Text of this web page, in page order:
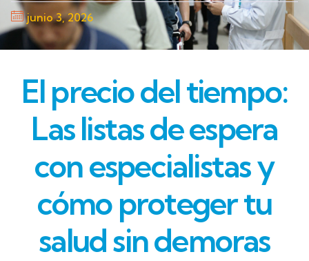
junio 3, 2026
El precio del tiempo:
Las listas de espera
con especialistas y
cómo proteger tu
salud sin demoras